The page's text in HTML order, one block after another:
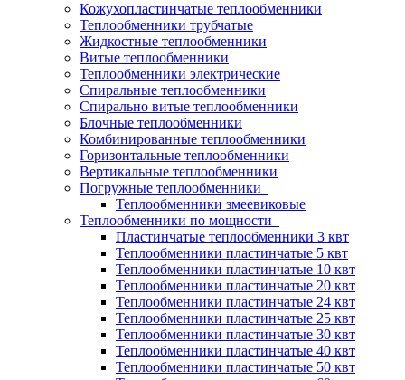
Кожухопластинчатые теплообменники
Теплообменники трубчатые
Жидкостные теплообменники
Витые теплообменники
Теплообменники электрические
Спиральные теплообменники
Спирально витые теплообменники
Блочные теплообменники
Комбинированные теплообменники
Горизонтальные теплообменники
Вертикальные теплообменники
Погружные теплообменники
Теплообменники змеевиковые
Теплообменники по мощности
Пластинчатые теплообменники 3 квт
Теплообменники пластинчатые 5 квт
Теплообменники пластинчатые 10 квт
Теплообменники пластинчатые 20 квт
Теплообменники пластинчатые 24 квт
Теплообменники пластинчатые 25 квт
Теплообменники пластинчатые 30 квт
Теплообменники пластинчатые 40 квт
Теплообменники пластинчатые 50 квт